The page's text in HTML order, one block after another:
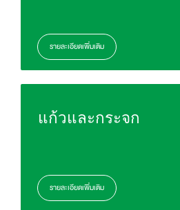
รายละเอียดเพิ่มเติม
แก้วและกระจก
รายละเอียดเพิ่มเติม